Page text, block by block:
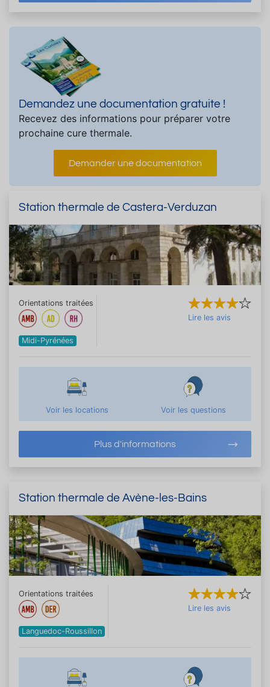
Demandez une documentation gratuite !
Recevez des informations pour préparer votre
prochaine cure thermale.
Demander une documentation
Station thermale de Castera-Verduzan
Orientations traitées
Midi-Pyrénées
Lire les avis
Voir les locations Voir les questions
Plus d'informations
Station thermale de Avène-les-Bains
Orientations traitées
Languedoc-Roussillon
Lire les avis